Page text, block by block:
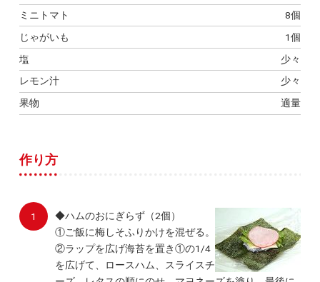
ミニトマト
8個
じゃがいも
1個
塩
少々
レモン汁
少々
果物
適量
作り方
◆ハムのおにぎらず（2個）
①ご飯に梅しそふりかけを混ぜる。
②ラップを広げ海苔を置き①の1/4
を広げて、ロースハム、スライスチ